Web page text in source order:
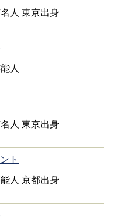
人 東京出身
人
人 東京出身
ト
人 京都出身